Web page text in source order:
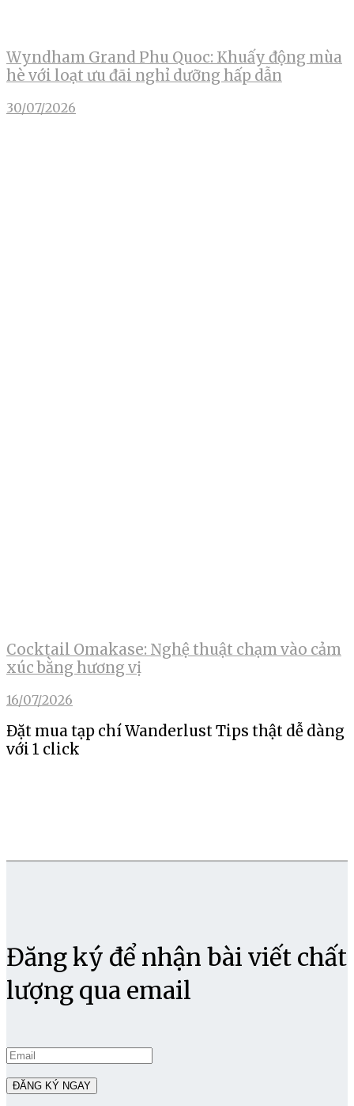
Wyndham Grand Phu Quoc: Khuấy động mùa
hè với loạt ưu đãi nghỉ dưỡng hấp dẫn
30/07/2026
Cocktail Omakase: Nghệ thuật chạm vào cảm
xúc bằng hương vị
16/07/2026
Đặt mua tạp chí Wanderlust Tips thật dễ dàng
với 1 click
Đăng ký để nhận bài viết chất
lượng qua email